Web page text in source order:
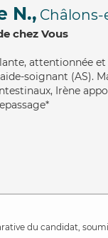
N.,
chez Vous
, attentionnée et
soignant (AS).
Irène
du candidat,